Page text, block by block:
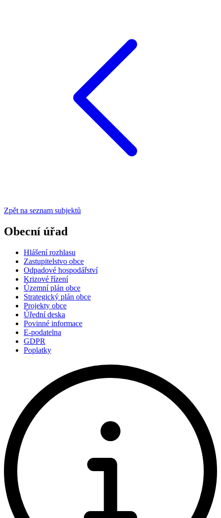
Zpět na seznam subjektů
Obecní úřad
Hlášení rozhlasu
Zastupitelstvo obce
Odpadové hospodářství
Krizové řízení
Územní plán obce
Strategický plán obce
Projekty obce
Úřední deska
Povinné informace
E-podatelna
GDPR
Poplatky